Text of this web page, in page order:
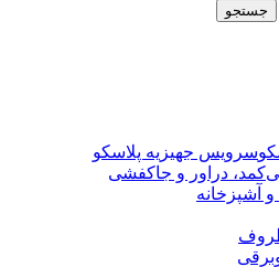
جستجو
سرویس جهیزیه پلاسکو
کمد، دراور و جاکفشی
و آشپزخانه